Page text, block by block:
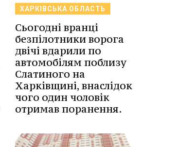
ХАРКІВСЬКА ОБЛАСТЬ
Сьогодні вранці
безпілотники ворога
двічі вдарили по
автомобілям поблизу
Слатиного на
Харківщині, внаслідок
чого один чоловік
отримав поранення.